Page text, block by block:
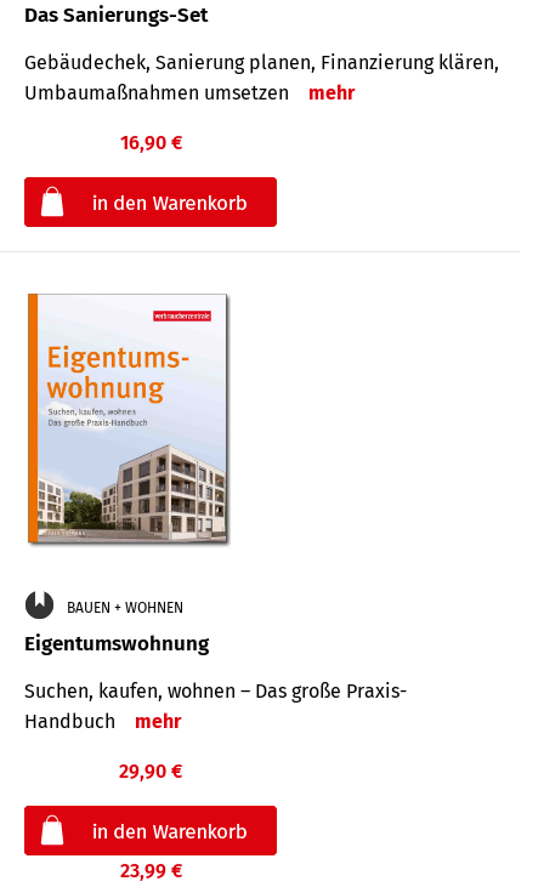
Das Sanierungs-Set
Gebäudechek, Sanierung planen, Finanzierung klären,
Umbaumaßnahmen umsetzen
mehr
16,90 €
BAUEN + WOHNEN
Eigentumswohnung
Suchen, kaufen, wohnen – Das große Praxis-
Handbuch
mehr
29,90 €
23,99 €